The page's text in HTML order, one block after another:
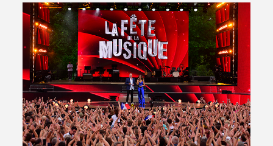
connexion
Avantages fidélité